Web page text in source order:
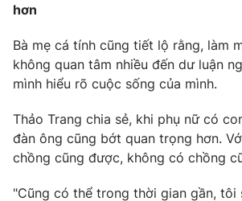
Cơ quan báo chí:
cấp ngày 29/12/2023
Tổng Biên tập:Vũ Thanh Thủy
Phó Tổng Biên tập:
Nguyễn Thị Mỹ Hạnh,
Nguyễn Trọng Ninh
Tổng đài VTV:024.38 355 931 - 024.38
Ðiện thoại Thời báo VTV:024.66 897 897
hơn
Bà mẹ cá tính cũng tiết lộ rằng, làm
không quan tâm nhiều đến dư luận
mình hiểu rõ cuộc sống của mình.
Thảo Trang chia sẻ, khi phụ nữ có
đàn ông cũng bớt quan trọng hơn.
chồng cũng được, không có chồng
"Cũng có thể trong thời gian gần, tôi